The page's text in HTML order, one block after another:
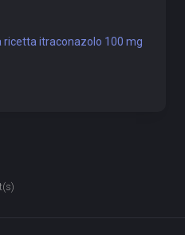
itraconazolo 100 mg